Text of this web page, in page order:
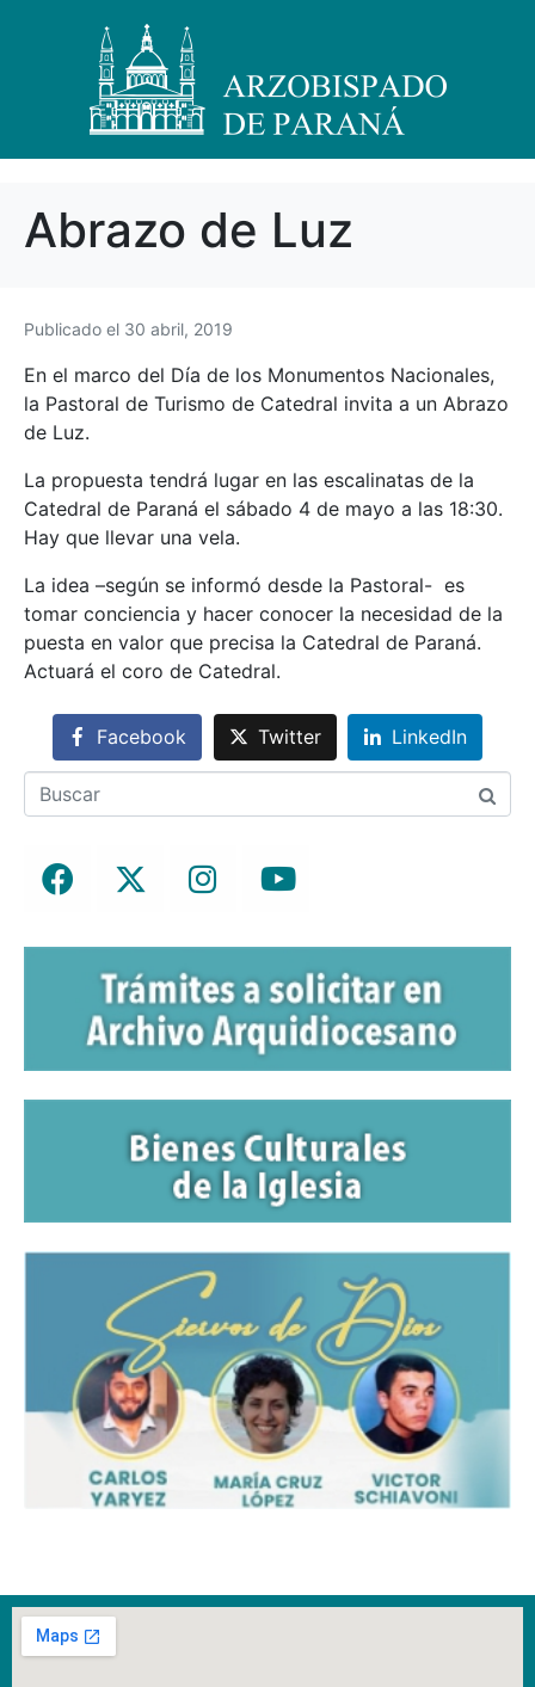
Abrazo de Luz
Publicado el 30 abril, 2019
En el marco del Día de los Monumentos Nacionales,
la Pastoral de Turismo de Catedral invita a un Abrazo
de Luz.
La propuesta tendrá lugar en las escalinatas de la
Catedral de Paraná el sábado 4 de mayo a las 18:30.
Hay que llevar una vela.
La idea –según se informó desde la Pastoral- es
tomar conciencia y hacer conocer la necesidad de la
puesta en valor que precisa la Catedral de Paraná.
Actuará el coro de Catedral.
Facebook Twitter LinkedIn